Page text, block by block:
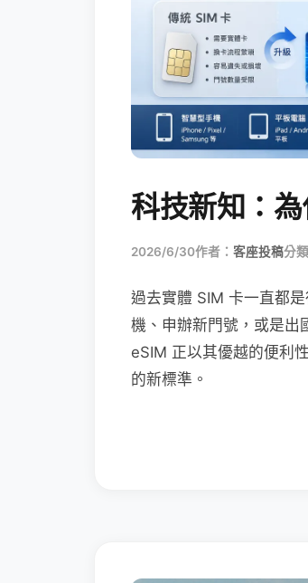
科技新知：
2026/6/30作者： 客座投稿分
過去實體 SIM 卡一直都
機、申辦新門號，或是出
eSIM 正以其優越的便利
的新標準。